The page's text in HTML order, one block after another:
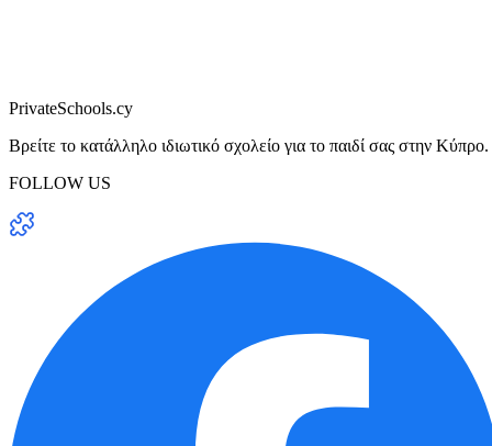
PrivateSchools.cy
Βρείτε το κατάλληλο ιδιωτικό σχολείο για το παιδί σας στην Κύπρο.
FOLLOW US